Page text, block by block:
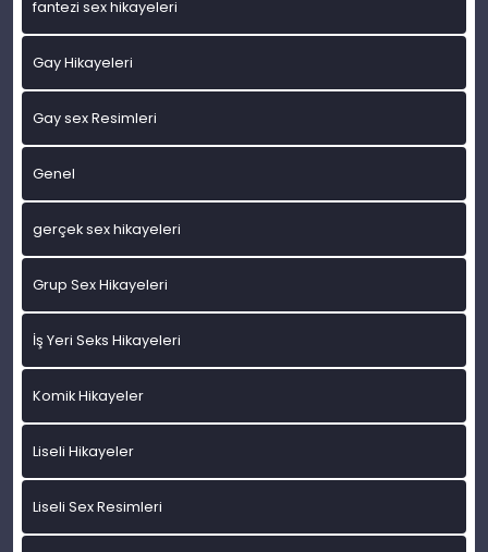
fantezi sex hikayeleri
Gay Hikayeleri
Gay sex Resimleri
Genel
gerçek sex hikayeleri
Grup Sex Hikayeleri
İş Yeri Seks Hikayeleri
Komik Hikayeler
Liseli Hikayeler
Liseli Sex Resimleri